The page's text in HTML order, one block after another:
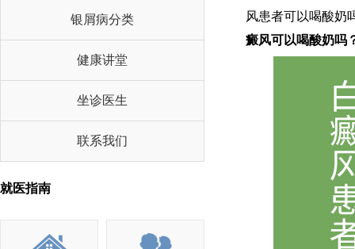
银屑病分类
健康讲堂
坐诊医生
联系我们
就医指南
风患者可以喝酸奶
癜风可以喝酸奶吗